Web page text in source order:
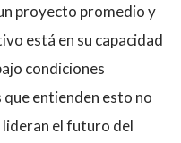
proyecto promedio y
está en su capacidad
condiciones
entienden esto no
el futuro del